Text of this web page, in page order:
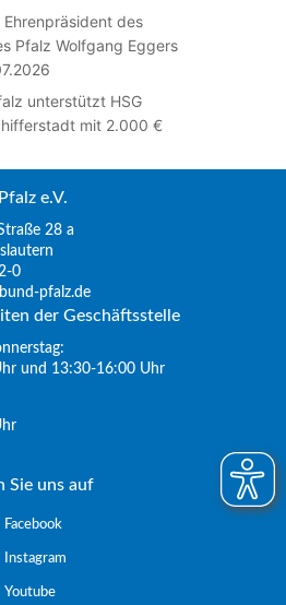
Ehrenpräsident des
Pfalz Wolfgang Eggers
unterstützt HSG
mit 2.000 €
e.V.
28 a
0
pfalz.de
der Geschäftsstelle
und 13:30-16:00 Uhr
uns auf
Facebook
Instagram
Youtube